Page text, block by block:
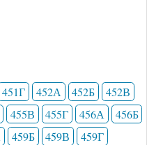
451Г 452А 452Б
452В
455В 455Г 456А
456Б
459Б 459В
459Г